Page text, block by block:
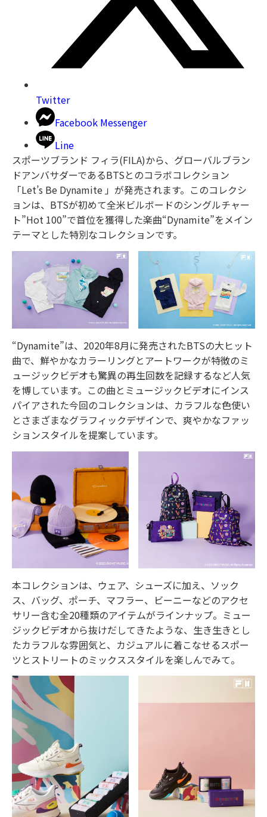
Twitter
Facebook Messenger
Line
スポーツブランド フィラ(FILA)から、グローバルブラン
ドアンバサダーであるBTSとのコラボコレクション
「Let’s Be Dynamite 」が発売されます。このコレクシ
ョンは、BTSが初めて全米ビルボードのシングルチャー
ト”Hot 100”で首位を獲得した楽曲“Dynamite”をメイン
テーマとした特別なコレクションです。
“Dynamite”は、2020年8月に発売されたBTSの大ヒット
曲で、鮮やかなカラーリングとアートワークが特徴のミ
ュージックビデオも驚異の再生回数を記録するなど人気
を博しています。この曲とミュージックビデオにインス
パイアされた今回のコレクションは、カラフルな色使い
とさまざまなグラフィックデザインで、爽やかなファッ
ションスタイルを提案しています。
本コレクションは、ウェア、シューズに加え、ソック
ス、バッグ、ポーチ、マフラー、ビーニーなどのアクセ
サリー含む全20種類のアイテムがラインナップ。ミュー
ジックビデオから抜けだしてきたような、生き生きとし
たカラフルな雰囲気と、カジュアルに着こなせるスポー
ツとストリートのミックススタイルを楽しんでみて。